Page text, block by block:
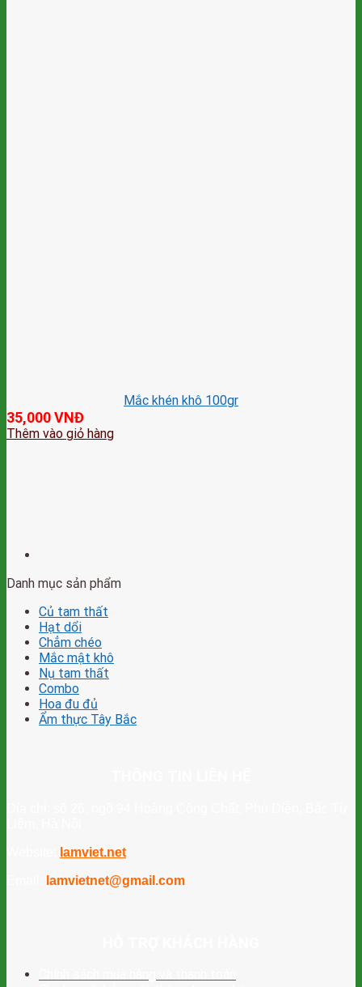
Mắc khén khô 100gr
35,000VNĐ
Thêm vào giỏ hàng
Danh mục sản phẩm
Củ tam thất
Hạt dổi
Chẳm chéo
Mắc mật khô
Nụ tam thất
Combo
Hoa đu đủ
Ẩm thực Tây Bắc
lamviet.net
lamvietnet@gmail.com